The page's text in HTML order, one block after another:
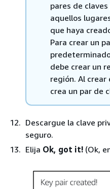
pares de
aquellos
que haya
Para crear un
debe crear un
región. Al crear
crea un par de
Descargue la clave
seguro.
Elija Ok, got it! (Ok,